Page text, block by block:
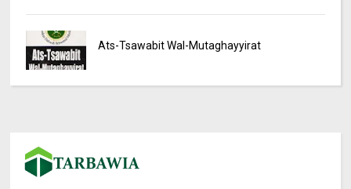
Ats-Tsawabit Wal-Mutaghayyirat